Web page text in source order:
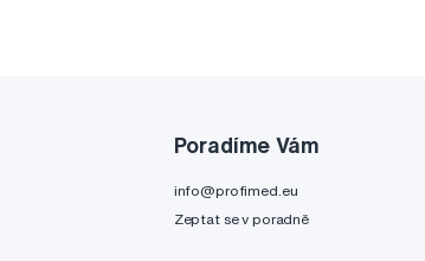
Poradíme Vám
info@profimed.eu
Zeptat se v poradně